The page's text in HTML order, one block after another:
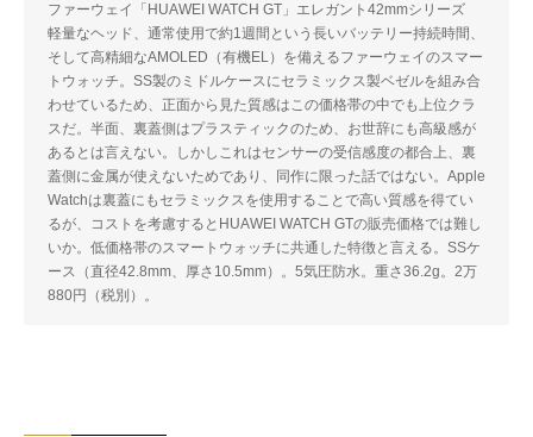
ファーウェイ「HUAWEI WATCH GT」エレガント42mmシリーズ
軽量なヘッド、通常使用で約1週間という長いバッテリー持続時間、
そして高精細なAMOLED（有機EL）を備えるファーウェイのスマー
トウォッチ。SS製のミドルケースにセラミックス製ベゼルを組み合
わせているため、正面から見た質感はこの価格帯の中でも上位クラ
スだ。半面、裏蓋側はプラスティックのため、お世辞にも高級感が
あるとは言えない。しかしこれはセンサーの受信感度の都合上、裏
蓋側に金属が使えないためであり、同作に限った話ではない。Apple
Watchは裏蓋にもセラミックスを使用することで高い質感を得てい
るが、コストを考慮するとHUAWEI WATCH GTの販売価格では難し
いか。低価格帯のスマートウォッチに共通した特徴と言える。SSケ
ース（直径42.8mm、厚さ10.5mm）。5気圧防水。重さ36.2g。2万
880円（税別）。